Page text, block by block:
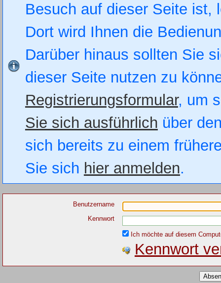
Besuch auf dieser Seite
Dort wird Ihnen die
Darüber hinaus sollten Sie
dieser Seite nutzen zu
Registrierungsformular, um
Sie sich ausführlich über
sich bereits zu einem
Sie sich hier anmelden.
Benutzername
Kennwort
Ich möchte auf diesem
Kennwort